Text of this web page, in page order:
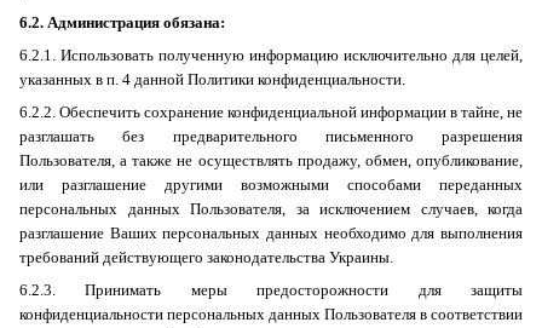
6.2. Администрация обязана:
6.2.1. Использовать полученную информацию исключительно для целей,
указанных в п. 4 данной Политики конфиденциальности.
6.2.2. Обеспечить сохранение конфиденциальной информации в тайне, не
разглашать без предварительного письменного разрешения
Пользователя, а также не осуществлять продажу, обмен, опубликование,
или разглашение другими возможными способами переданных
персональных данных Пользователя, за исключением случаев, когда
разглашение Ваших персональных данных необходимо для выполнения
требований действующего законодательства Украины.
6.2.3. Принимать меры предосторожности для защиты
конфиденциальности персональных данных Пользователя в соответствии